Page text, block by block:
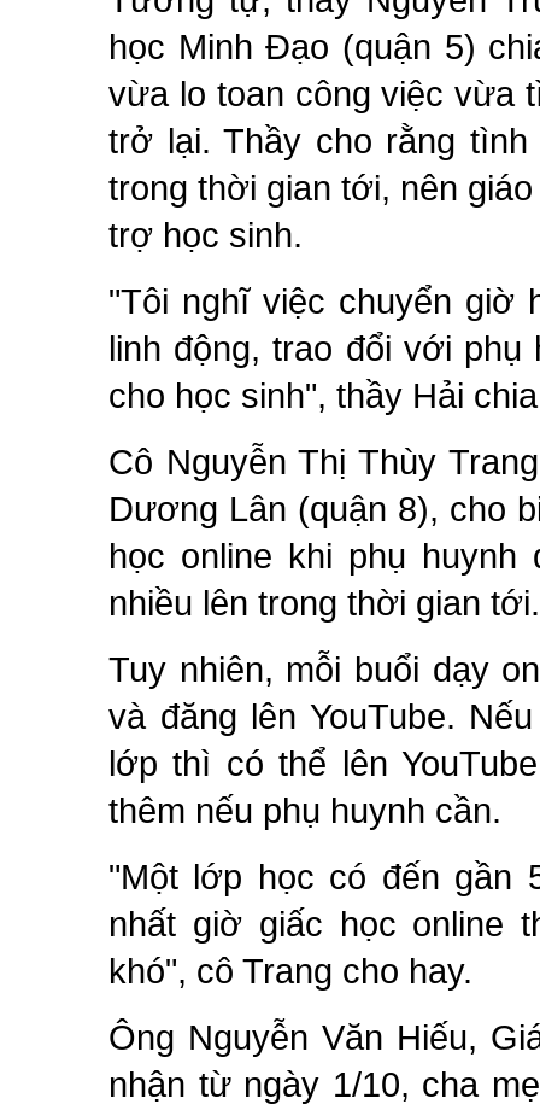
học Minh Đạo (quận 5)
vừa lo toan công việc vừa
trở lại. Thầy cho rằng
trong thời gian tới, nên
trợ học sinh.
"Tôi nghĩ việc chuyển giờ
linh động, trao đổi với phụ
cho học sinh", thầy Hải
Cô Nguyễn Thị Thùy
Dương Lân (quận 8), cho
học online khi phụ
nhiều lên trong thời gian tới.
Tuy nhiên, mỗi buổi dạy
và đăng lên YouTube.
lớp thì có thể lên
thêm nếu phụ huynh cần.
"Một lớp học có đến gần
nhất giờ giấc học online
khó", cô Trang cho hay.
Ông Nguyễn Văn Hiếu,
nhận từ ngày 1/10, cha